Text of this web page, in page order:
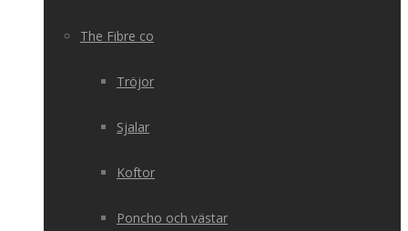
The Fibre co
Tröjor
Sjalar
Koftor
Poncho och västar